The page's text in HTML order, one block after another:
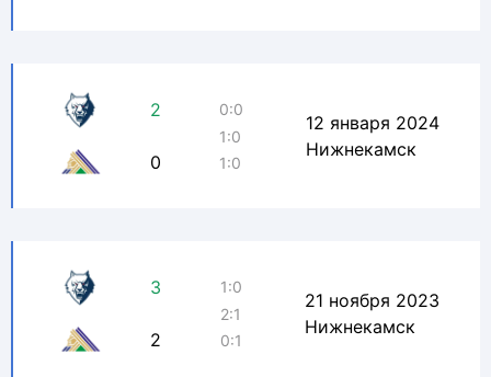
2
0
0:0
1:0
1:0
12 января 2024
Нижнекамск
3
2
1:0
2:1
0:1
21 ноября 2023
Нижнекамск